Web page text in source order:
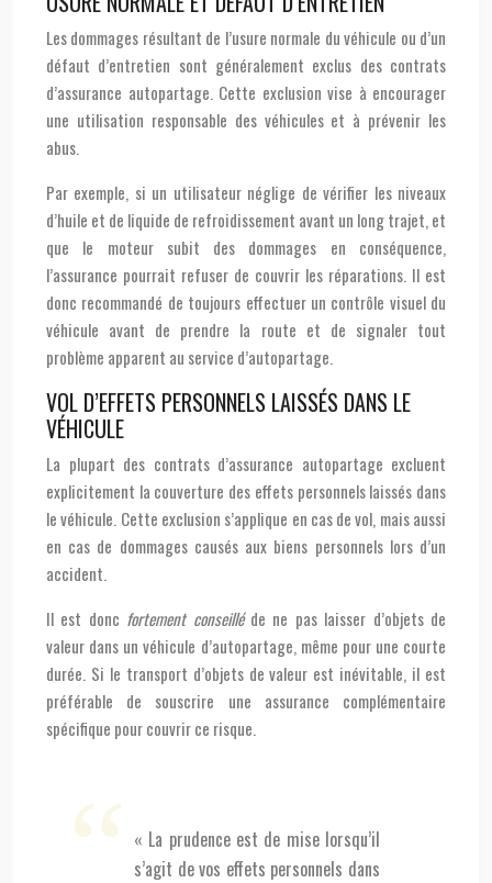
Les dommages résultant de l’usure normale du véhicule ou d’un
défaut d’entretien sont généralement exclus des contrats
d’assurance autopartage. Cette exclusion vise à encourager
une utilisation responsable des véhicules et à prévenir les
abus.
Par exemple, si un utilisateur néglige de vérifier les niveaux
d’huile et de liquide de refroidissement avant un long trajet, et
que le moteur subit des dommages en conséquence,
l’assurance pourrait refuser de couvrir les réparations. Il est
donc recommandé de toujours effectuer un contrôle visuel du
véhicule avant de prendre la route et de signaler tout
problème apparent au service d’autopartage.
VOL D’EFFETS PERSONNELS LAISSÉS DANS LE
VÉHICULE
La plupart des contrats d’assurance autopartage excluent
explicitement la couverture des effets personnels laissés dans
le véhicule. Cette exclusion s’applique en cas de vol, mais aussi
en cas de dommages causés aux biens personnels lors d’un
accident.
Il est donc fortement conseillé de ne pas laisser d’objets de
valeur dans un véhicule d’autopartage, même pour une courte
durée. Si le transport d’objets de valeur est inévitable, il est
préférable de souscrire une assurance complémentaire
spécifique pour couvrir ce risque.
« La prudence est de mise lorsqu’il
s’agit de vos effets personnels dans